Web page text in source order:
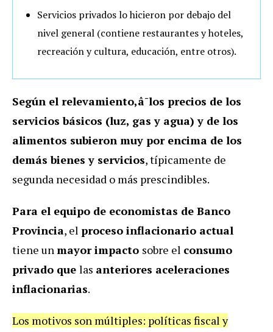
Servicios privados lo hicieron por debajo del
nivel general (contiene restaurantes y hoteles,
recreación y cultura, educación, entre otros).
Según el relevamiento,â¯los precios de los
servicios básicos (luz, gas y agua) y de los
alimentos subieron muy por encima de los
demás bienes y servicios, típicamente de
segunda necesidad o más prescindibles.
Para el equipo de economistas de Banco
Provincia, el proceso inflacionario actual
tiene unmayor impacto sobre el consumo
privado que las anteriores aceleraciones
inflacionarias.
Los motivos son múltiples: políticas fiscal y